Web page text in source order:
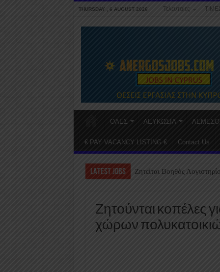
THURSDAY , 6 AUGUST 2026 Τελευταίες
ΟΛΕΣ ΛΕΥΚΩΣΙΑ
€ PAY VACANCY LISTING € Contact Us
LATEST JOBS Ζητείται Βοηθός
Ζητούνται κοπέλες
χώρων